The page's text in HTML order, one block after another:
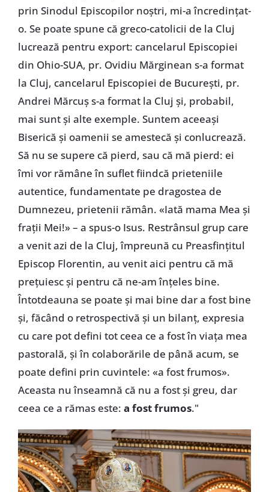
prin Sinodul Episcopilor noștri, mi-a încredințat-
o. Se poate spune că greco-catolicii de la Cluj
lucrează pentru export: cancelarul Episcopiei
din Ohio-SUA, pr. Ovidiu Mărginean s-a format
la Cluj, cancelarul Episcopiei de București, pr.
Andrei Mărcuș s-a format la Cluj și, probabil,
mai sunt și alte exemple. Suntem aceeași
Biserică și oamenii se amestecă și conlucrează.
Să nu se supere că pierd, sau că mă pierd: ei
îmi vor rămâne în suflet fiindcă prieteniile
autentice, fundamentate pe dragostea de
Dumnezeu, prietenii rămân. «Iată mama Mea și
frații Mei!» – a spus-o Isus. Restrânsul grup care
a venit azi de la Cluj, împreună cu Preasfințitul
Episcop Florentin, au venit aici pentru că mă
prețuiesc și pentru că ne-am înțeles bine.
Întotdeauna se poate și mai bine dar a fost bine
și, făcând o retrospectivă și un bilanț, expresia
cu care pot defini tot ceea ce a fost în viața mea
pastorală, și în colaborările de până acum, se
poate defini prin cuvintele: «a fost frumos».
Aceasta nu înseamnă că nu a fost și greu, dar
ceea ce a rămas este: a fost frumos."